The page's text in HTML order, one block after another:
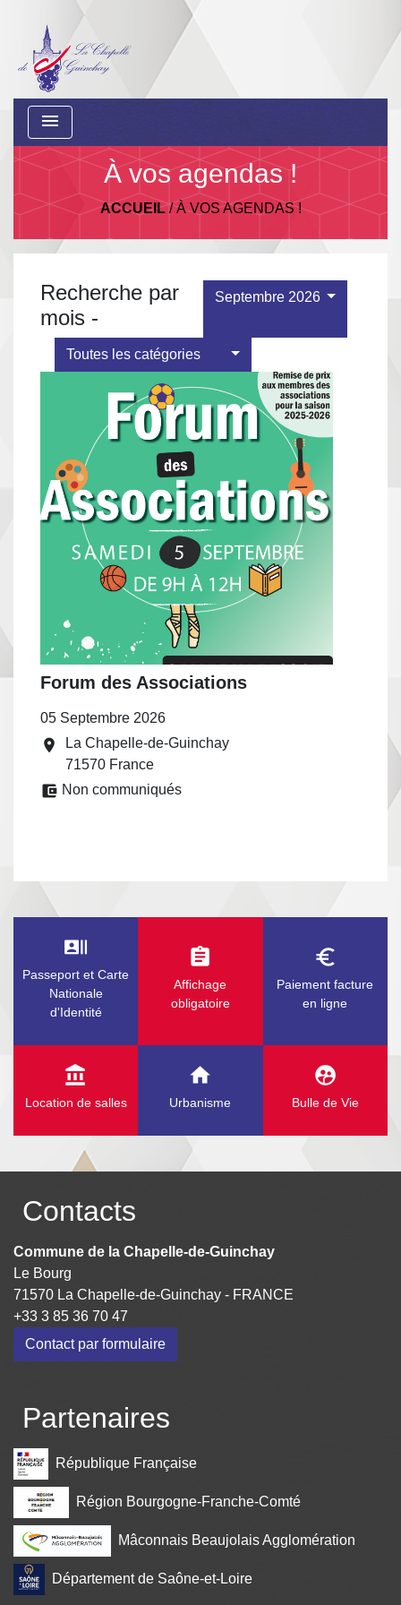
menu
À vos agendas !
ACCUEIL/À VOS AGENDAS !
Recherche par
mois -
Septembre 2026
Toutes les catégories
Forum des Associations
05 Septembre 2026
location_on
La Chapelle-de-Guinchay
71570 France
account_balance_wallet Non communiqués
recent_actors
Passeport et Carte
Nationale
d'Identité
assignment
Affichage
obligatoire
euro_symbol
Paiement facture
en ligne
account_balance
Location de salles
home
Urbanisme
supervised_user_circle
Bulle de Vie
Contacts
Commune de la Chapelle-de-Guinchay
Le Bourg
71570 La Chapelle-de-Guinchay - FRANCE
+33 3 85 36 70 47
Contact par formulaire
Partenaires
République Française
Région Bourgogne-Franche-Comté
Mâconnais Beaujolais Agglomération
Département de Saône-et-Loire